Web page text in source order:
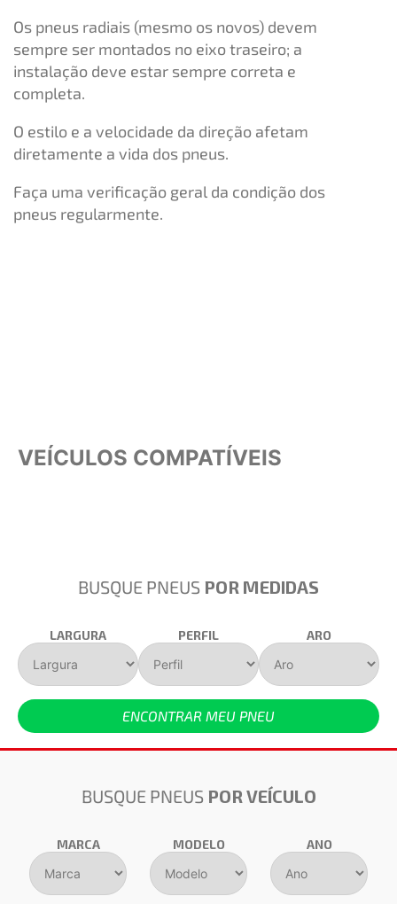
Os pneus radiais (mesmo os novos) devem
sempre ser montados no eixo traseiro; a
instalação deve estar sempre correta e
completa.
O estilo e a velocidade da direção afetam
diretamente a vida dos pneus.
Faça uma verificação geral da condição dos
pneus regularmente.
VEÍCULOS COMPATÍVEIS
BUSQUE PNEUS POR MEDIDAS
LARGURA PERFIL ARO
ENCONTRAR MEU PNEU
BUSQUE PNEUS POR VEÍCULO
MARCA MODELO ANO